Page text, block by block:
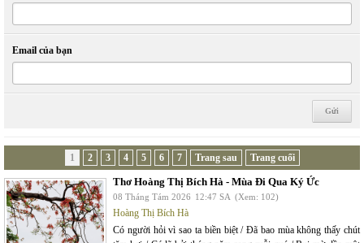
Email của bạn
1 2 3 4 5 6 7 Trang sau Trang cuối
Thơ Hoàng Thị Bích Hà - Mùa Đi Qua Ký Ức
08 Tháng Tám 2026 12:47 SA (Xem: 102)
Hoàng Thị Bích Hà
Có người hỏi vì sao ta biền biệt / Đã bao mùa không thấy chút